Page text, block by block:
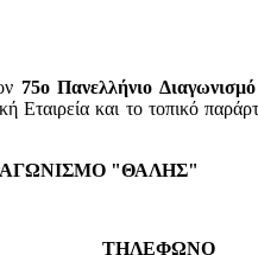
75ο Πανελλήνιο
και το τοπικό
"ΘΑΛΗΣ"
ΤΗΛΕΦΩΝΟ